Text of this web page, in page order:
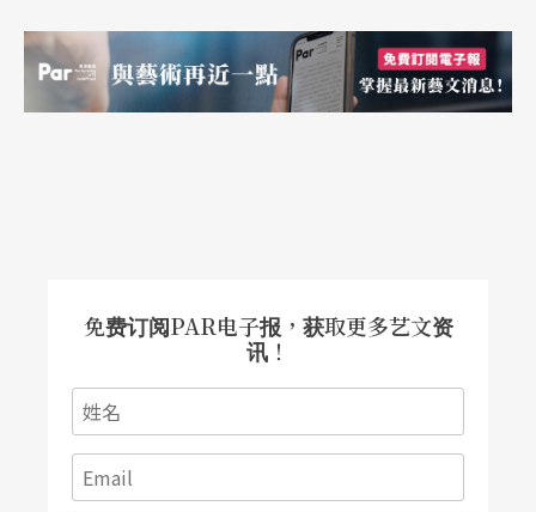
答：第一个问题太大，一时不知怎么回答才恰当。
一个好的作品，技术要成熟，内涵要丰富。如此回
第二个问题比较简单。通常我先有概念，然后在纸
上写下大概的结构（也就是如何铺陈那个概念）。
接下来是最痛苦的阶段：写下初／粗稿。我写初稿
时是以意识流的方式写的，想到哪写到哪。常常，
免费订阅PAR电子报，获取更多艺文资
讯！